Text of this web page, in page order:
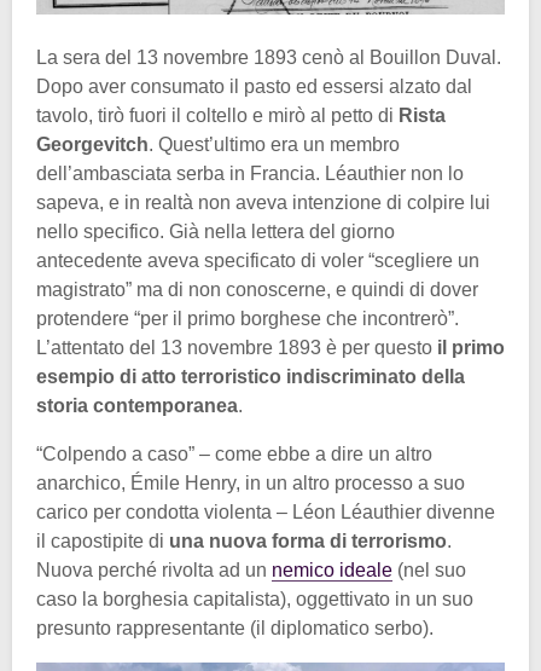
La sera del 13 novembre 1893 cenò al Bouillon Duval.
Dopo aver consumato il pasto ed essersi alzato dal
tavolo, tirò fuori il coltello e mirò al petto di Rista
Georgevitch. Quest’ultimo era un membro
dell’ambasciata serba in Francia. Léauthier non lo
sapeva, e in realtà non aveva intenzione di colpire lui
nello specifico. Già nella lettera del giorno
antecedente aveva specificato di voler “scegliere un
magistrato” ma di non conoscerne, e quindi di dover
protendere “per il primo borghese che incontrerò”.
L’attentato del 13 novembre 1893 è per questo il primo
esempio di atto terroristico indiscriminato della
storia contemporanea.
“Colpendo a caso” – come ebbe a dire un altro
anarchico, Émile Henry, in un altro processo a suo
carico per condotta violenta – Léon Léauthier divenne
il capostipite di una nuova forma di terrorismo.
Nuova perché rivolta ad un nemico ideale (nel suo
caso la borghesia capitalista), oggettivato in un suo
presunto rappresentante (il diplomatico serbo).